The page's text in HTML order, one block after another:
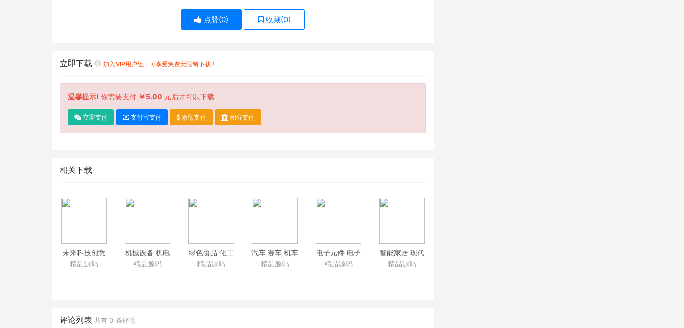
点赞(0) 收藏(0)
立即下载 加入VIP用户组，可享受免费无限制下载！
温馨提示! 你需要支付 ￥5.00 元后才可以下载
立即支付 支付宝支付 余额支付 积分支付
相关下载
未来科技创意
全屏大图产品
精品源码
机械设备 机电
机床自动化设
精品源码
绿色食品 化工
化肥 冷链生鲜
精品源码
汽车 赛车 机车
自行车行业公
精品源码
电子元件 电子
电器设备加工
精品源码
智能家居 现代
家具 北欧家具
精品源码
评论列表 共有 0 条评论